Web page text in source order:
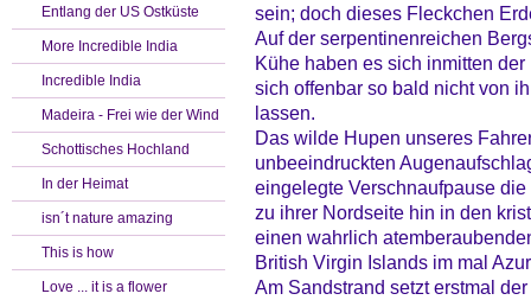
Entlang der US Ostküste
More Incredible India
Incredible India
Madeira - Frei wie der Wind
Schottisches Hochland
In der Heimat
isn´t nature amazing
This is how
Love ... it is a flower
sein; doch dieses Fleckchen
Auf der serpentinenreichen
Kühe haben es sich inmitten
sich offenbar so bald nicht von
lassen.
Das wilde Hupen unseres
unbeeindruckten
eingelegte Verschnaufpause
zu ihrer Nordseite hin in den
einen wahrlich
British Virgin Islands im mal
Am Sandstrand setzt erstmal